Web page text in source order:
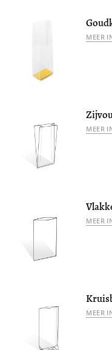
MEER
MEER
MEER
MEER